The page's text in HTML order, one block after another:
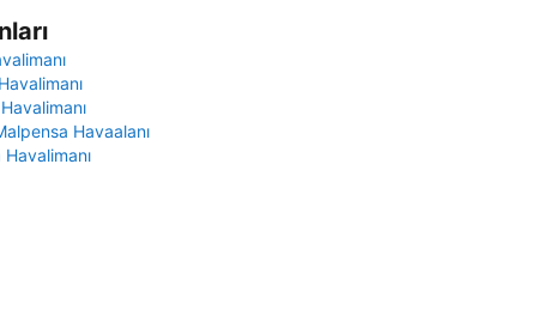
Havaalanı